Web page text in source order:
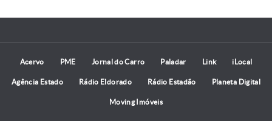
Acervo PME Jornal do Carro Paladar Link iLocal
Agência Estado Rádio Eldorado Rádio Estadão Planeta Digital
Moving Imóveis